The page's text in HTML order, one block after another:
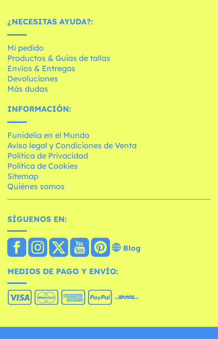
¿NECESITAS AYUDA?:
Mi pedido
Productos & Guías de tallas
Envíos & Entregas
Devoluciones
Más dudas
INFORMACIÓN:
Funidelia en el Mundo
Aviso legal y Condiciones de Venta
Política de Privacidad
Política de Cookies
Sitemap
Quiénes somos
SÍGUENOS EN:
Blog
MEDIOS DE PAGO Y ENVÍO: